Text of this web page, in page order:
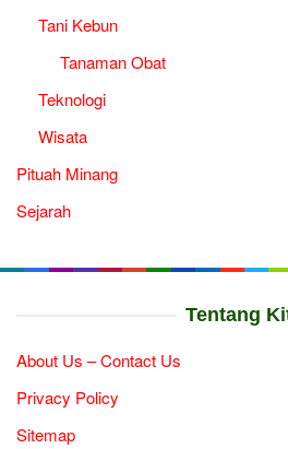
Tani Kebun
Tanaman Obat
Teknologi
Wisata
Pituah Minang
Sejarah
Tentang
About Us – Contact Us
Privacy Policy
Sitemap